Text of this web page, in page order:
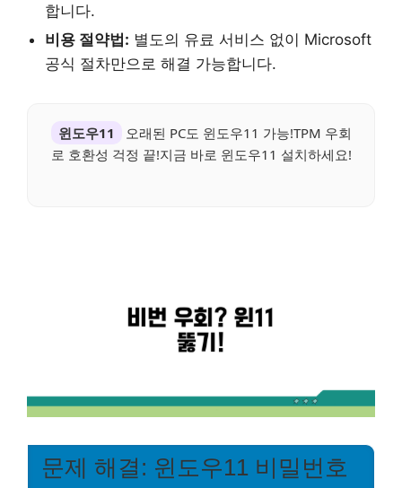
합니다.
비용 절약법: 별도의 유료 서비스 없이 Microsoft
공식 절차만으로 해결 가능합니다.
윈도우11
오래된 PC도 윈도우11 가능!TPM 우회
로 호환성 걱정 끝!지금 바로 윈도우11 설치하세요!
문제 해결: 윈도우11 비밀번호